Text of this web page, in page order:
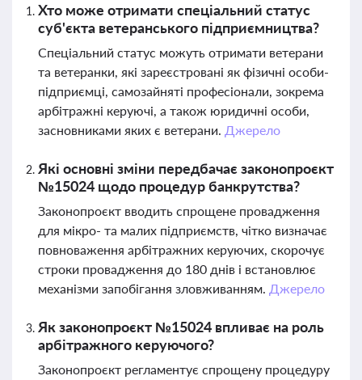
Хто може отримати спеціальний статус
суб'єкта ветеранського підприємництва?
Спеціальний статус можуть отримати ветерани
та ветеранки, які зареєстровані як фізичні особи-
підприємці, самозайняті професіонали, зокрема
арбітражні керуючі, а також юридичні особи,
засновниками яких є ветерани. Джерело
Які основні зміни передбачає законопроєкт
№15024 щодо процедур банкрутства?
Законопроєкт вводить спрощене провадження
для мікро- та малих підприємств, чітко визначає
повноваження арбітражних керуючих, скорочує
строки провадження до 180 днів і встановлює
механізми запобігання зловживанням. Джерело
Як законопроєкт №15024 впливає на роль
арбітражного керуючого?
Законопроєкт регламентує спрощену процедуру